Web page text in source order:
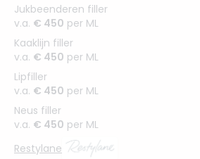
Jukbeenderen filler
v.a. € 450 per ML
Kaaklijn filler
v.a. € 450 per ML
Lipfiller
v.a. € 450 per ML
Neus filler
v.a. € 450 per ML
Restylane